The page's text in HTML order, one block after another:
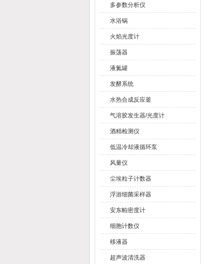
多参数分析仪
水浴锅
火焰光度计
振荡器
液氮罐
发酵系统
水热合成反应釜
气溶胶发生器/光度计
酒精检测仪
低温冷却液循环泵
风量仪
尘埃粒子计数器
浮游细菌采样器
安东帕密度计
细胞计数仪
移液器
超声波清洗器